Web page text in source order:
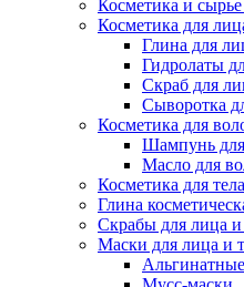
Косметика и
Косметика для
Глина для
Гидролаты
Скраб для
Сыворотка
Косметика для
Шампунь
Масло для
Косметика для тела
Глина
Скрабы для лица и
Маски для лица и